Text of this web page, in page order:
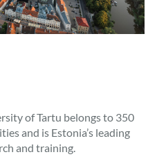
of Tartu belongs to 350
and is Estonia’s leading
and training.